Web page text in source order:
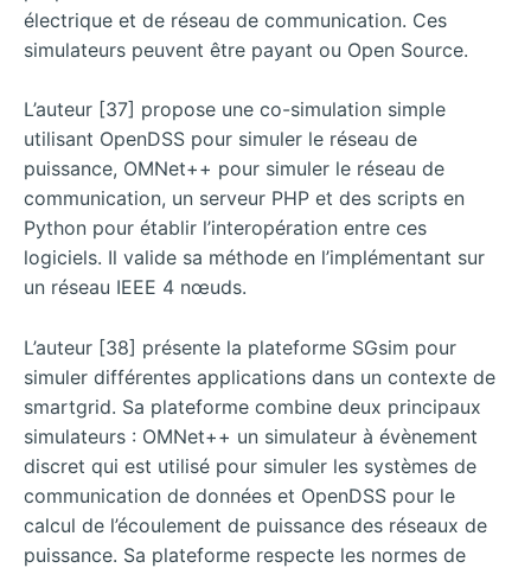
électrique et de réseau de communication. Ces
simulateurs peuvent être payant ou Open Source.
L’auteur [37] propose une co-simulation simple
utilisant OpenDSS pour simuler le réseau de
puissance, OMNet++ pour simuler le réseau de
communication, un serveur PHP et des scripts en
Python pour établir l’interopération entre ces
logiciels. Il valide sa méthode en l’implémentant sur
un réseau IEEE 4 nœuds.
L’auteur [38] présente la plateforme SGsim pour
simuler différentes applications dans un contexte de
smartgrid. Sa plateforme combine deux principaux
simulateurs : OMNet++ un simulateur à évènement
discret qui est utilisé pour simuler les systèmes de
communication de données et OpenDSS pour le
calcul de l’écoulement de puissance des réseaux de
puissance. Sa plateforme respecte les normes de